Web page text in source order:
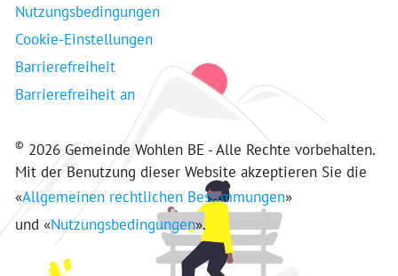
Nutzungsbedingungen
Cookie-Einstellungen
Barrierefreiheit
Barrierefreiheit an
© 2026 Gemeinde Wohlen BE - Alle Rechte vorbehalten.
Mit der Benutzung dieser Website akzeptieren Sie die
«Allgemeinen rechtlichen Bestimmungen»
und «Nutzungsbedingungen».